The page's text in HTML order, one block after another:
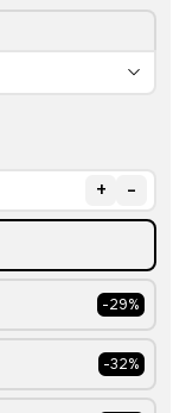
+ -
-29%
-32%